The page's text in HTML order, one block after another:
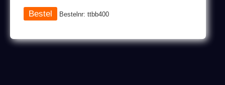
Bestelnr: ttbb400